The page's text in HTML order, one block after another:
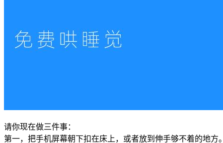
请你现在做三件事：
第一，把手机屏幕朝下扣在床上，或者放到伸手够不着的地方。